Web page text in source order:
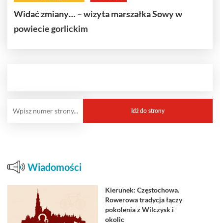
Widać zmiany… – wizyta marszałka Sowy w
powiecie gorlickim
Wiadomości
Kierunek: Częstochowa.
Rowerowa tradycja łączy
pokolenia z Wilczysk i
okolic